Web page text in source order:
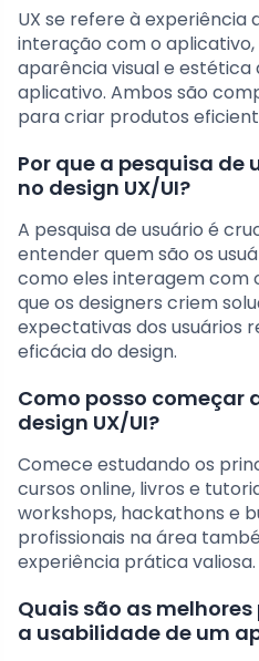
UX se refere à experiência
interação com o
aparência visual e
aplicativo. Ambos são
para criar produtos
Por que a pesquisa
no design UX/UI?
A pesquisa de usuário é
entender quem são os
como eles interagem com
que os designers criem
expectativas dos usuários
eficácia do design.
Como posso começar
design UX/UI?
Comece estudando os
cursos online, livros e
workshops, hackathons e
profissionais na área
experiência prática valiosa.
Quais são as
a usabilidade de um